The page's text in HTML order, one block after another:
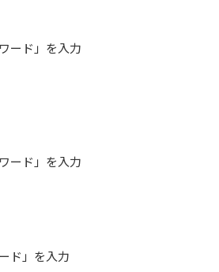
ード」を入力
ード」を入力
ド」を入力